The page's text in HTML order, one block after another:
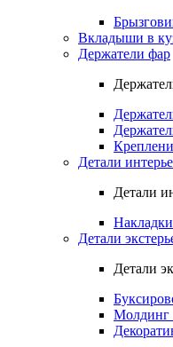
Вкладыши в
Держатели фар
Детали
Детали
Детали
Детали
Молдинг